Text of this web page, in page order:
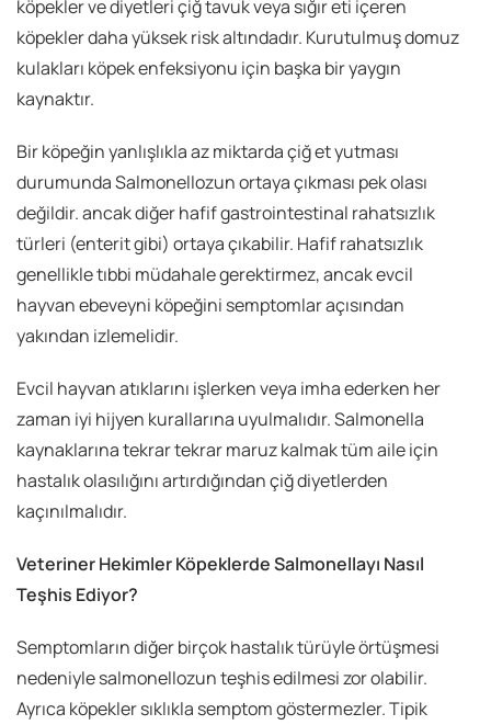
köpekler ve diyetleri çiğ tavuk veya sığır eti içeren
köpekler daha yüksek risk altındadır. Kurutulmuş domuz
kulakları köpek enfeksiyonu için başka bir yaygın
kaynaktır.
Bir köpeğin yanlışlıkla az miktarda çiğ et yutması
durumunda Salmonellozun ortaya çıkması pek olası
değildir. ancak diğer hafif gastrointestinal rahatsızlık
türleri (enterit gibi) ortaya çıkabilir. Hafif rahatsızlık
genellikle tıbbi müdahale gerektirmez, ancak evcil
hayvan ebeveyni köpeğini semptomlar açısından
yakından izlemelidir.
Evcil hayvan atıklarını işlerken veya imha ederken her
zaman iyi hijyen kurallarına uyulmalıdır. Salmonella
kaynaklarına tekrar tekrar maruz kalmak tüm aile için
hastalık olasılığını artırdığından çiğ diyetlerden
kaçınılmalıdır.
Veteriner Hekimler Köpeklerde Salmonellayı Nasıl
Teşhis Ediyor?
Semptomların diğer birçok hastalık türüyle örtüşmesi
nedeniyle salmonellozun teşhis edilmesi zor olabilir.
Ayrıca köpekler sıklıkla semptom göstermezler. Tipik